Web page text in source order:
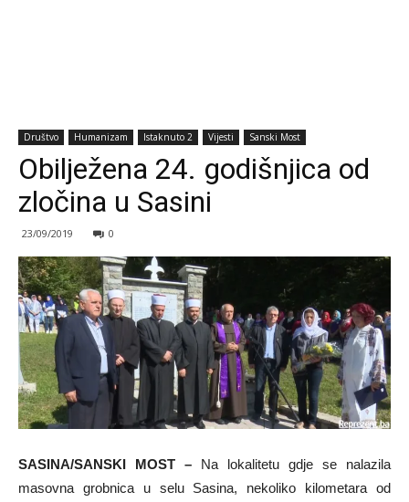
Društvo Humanizam Istaknuto 2 Vijesti Sanski Most
Obilježena 24. godišnjica od
zločina u Sasini
23/09/2019 0
SASINA/SANSKI MOST – Na lokalitetu gdje se nalazila
masovna grobnica u selu Sasina, nekoliko kilometara od